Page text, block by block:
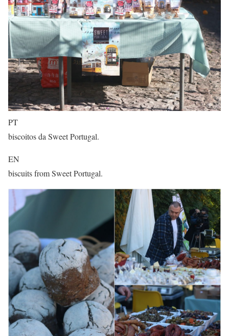
PT
biscoitos da Sweet Portugal.
EN
biscuits from Sweet Portugal.